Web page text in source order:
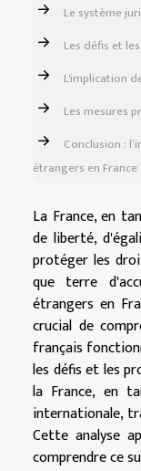
Le système
Les défis et
L'implication
Les mesures
Conclusion :
étrangers en France
La France, en
de liberté,
protéger les
que terre
étrangers en
crucial de
français
les défis et les
la France, en
internationale,
Cette analyse
comprendre ce